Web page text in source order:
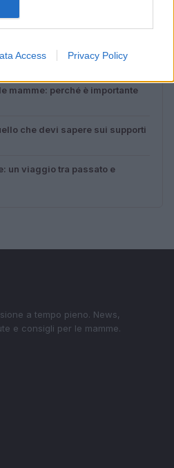
Access Privacy Policy
gravidanza: guida completa e
Absolute: l’aspirapolvere
mamme: perché è importante
che devi sapere sui supporti
un viaggio tra passato e
a tempo pieno. News,
e consigli per le mamme.